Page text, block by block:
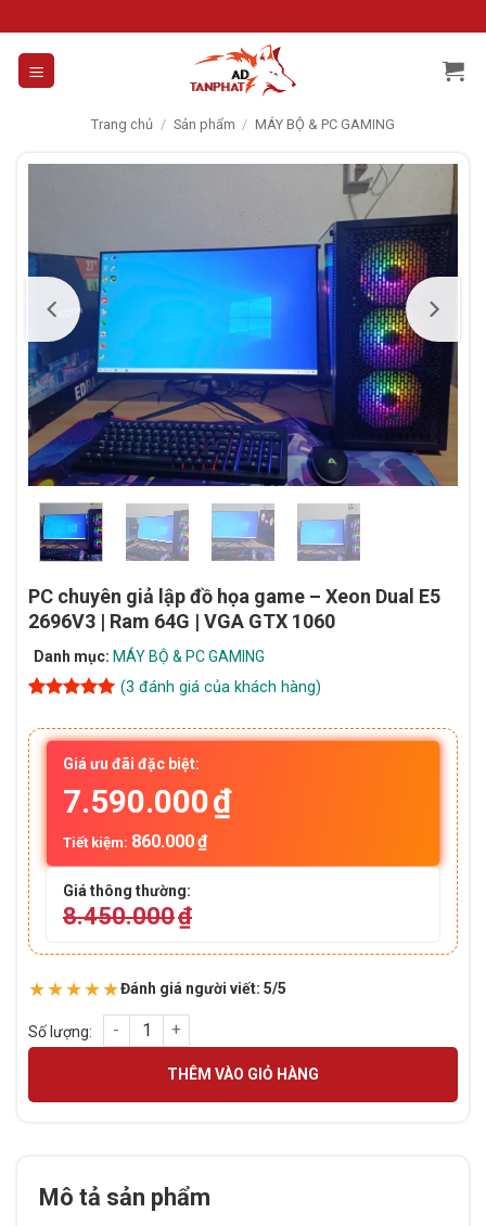
to
content
Trang chủ / Sản phẩm / MÁY BỘ & PC GAMING
PC chuyên giả lập đồ họa game – Xeon Dual E5
2696V3 | Ram 64G | VGA GTX 1060
Danh mục: MÁY BỘ & PC GAMING
dựa trên
đánh giá
(3 đánh giá của khách hàng)
Giá ưu đãi đặc biệt:
7.590.000₫
Tiết kiệm: 860.000₫
Giá thông thường:
8.450.000₫
★★★★★Đánh giá người viết: 5/5
PC chuyên giả lập đồ họa game – Xeon Dual E5 2696V3 |
THÊM VÀO GIỎ HÀNG
Mô tả sản phẩm